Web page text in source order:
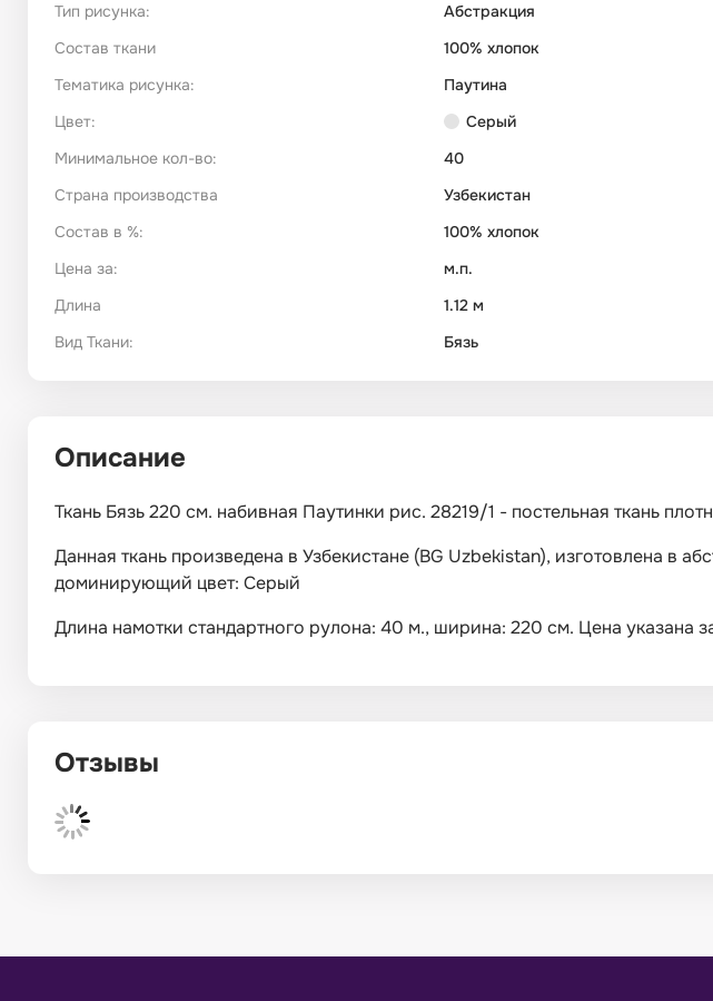
Тип рисунка:
Абстракция
Состав ткани
100% хлопок
Тематика рисунка:
Паутина
Цвет:
Серый
Минимальное кол-во:
40
Страна производства
Узбекистан
Состав в %:
100% хлопок
Цена за:
м.п.
Длина
1.12 м
Вид Ткани:
Бязь
Описание
Ткань Бязь 220 см. набивная Паутинки рис. 28219/1 - постельная ткань
Данная ткань произведена в Узбекистане (BG Uzbekistan), изготовлена в
доминирующий цвет: Серый
Длина намотки стандартного рулона: 40 м., ширина: 220 см. Цена указана
Отзывы